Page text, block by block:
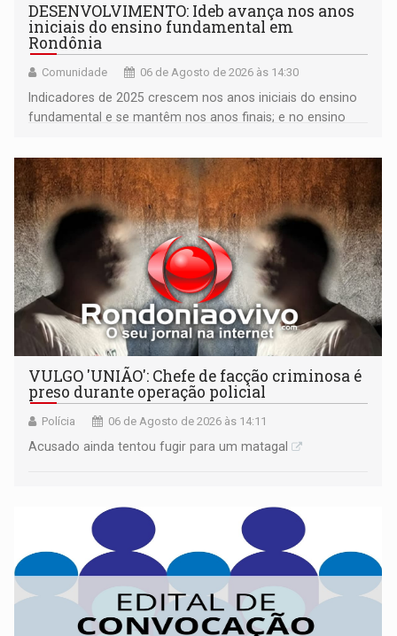
DESENVOLVIMENTO: Ideb avança nos anos
iniciais do ensino fundamental em
Rondônia
Comunidade 06 de Agosto de 2026 às 14:30
Indicadores de 2025 crescem nos anos iniciais do ensino
fundamental e se mantêm nos anos finais; e no ensino
VULGO 'UNIÃO': Chefe de facção criminosa é
preso durante operação policial
Polícia 06 de Agosto de 2026 às 14:11
Acusado ainda tentou fugir para um matagal